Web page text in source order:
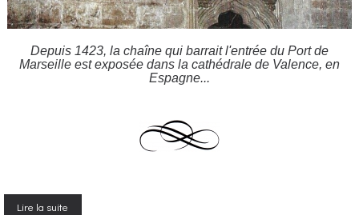
Depuis 1423, la chaîne qui barrait l'entrée du Port de
Marseille est exposée dans la cathédrale de Valence, en
Espagne...
Lire la suite